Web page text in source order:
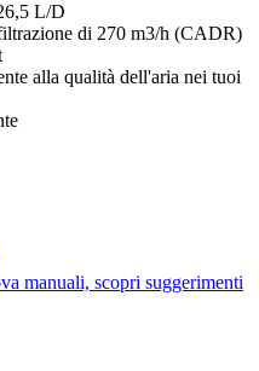
L/D
di 270 m3/h (CADR)
alla qualità dell'aria nei tuoi
manuali, scopri suggerimenti